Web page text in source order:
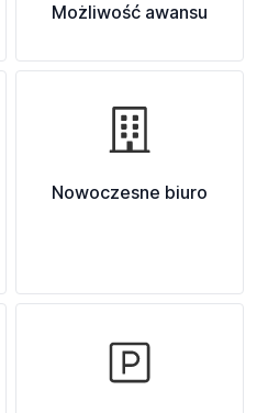
Możliwość awansu
Nowoczesne biuro